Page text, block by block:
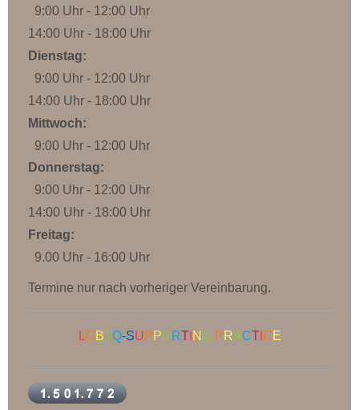
9:00 Uhr - 12:00 Uhr
14:00 Uhr - 18:00 Uhr
Dienstag:
9:00 Uhr - 12:00 Uhr
14:00 Uhr - 18:00 Uhr
Mittwoch:
9:00 Uhr - 12:00 Uhr
Donnerstag:
9:00 Uhr - 12:00 Uhr
14:00 Uhr - 18:00 Uhr
Freitag:
9.00 Uhr - 16:00 Uhr
Termine nur nach vorheriger Vereinbarung.
GBTQ-SU P PORTI N G P RACTI C E